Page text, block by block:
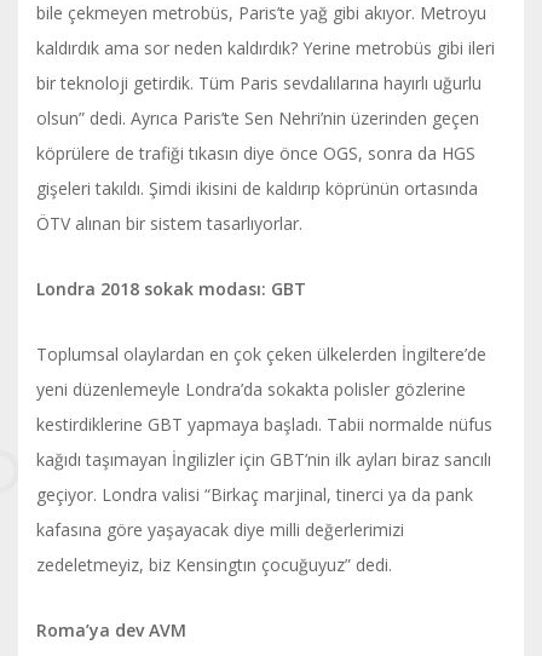
bile çekmeyen metrobüs, Paris’te yağ gibi akıyor. Metroyu
kaldırdık ama sor neden kaldırdık? Yerine metrobüs gibi ileri
bir teknoloji getirdik. Tüm Paris sevdalılarına hayırlı uğurlu
olsun” dedi. Ayrıca Paris’te Sen Nehri’nin üzerinden geçen
köprülere de trafiği tıkasın diye önce OGS, sonra da HGS
gişeleri takıldı. Şimdi ikisini de kaldırıp köprünün ortasında
ÖTV alınan bir sistem tasarlıyorlar.
Londra 2018 sokak modası: GBT
Toplumsal olaylardan en çok çeken ülkelerden İngiltere’de
yeni düzenlemeyle Londra’da sokakta polisler gözlerine
kestirdiklerine GBT yapmaya başladı. Tabii normalde nüfus
kağıdı taşımayan İngilizler için GBT’nin ilk ayları biraz sancılı
geçiyor. Londra valisi “Birkaç marjinal, tinerci ya da pank
kafasına göre yaşayacak diye milli değerlerimizi
zedeletmeyiz, biz Kensingtın çocuğuyuz” dedi.
Roma’ya dev AVM